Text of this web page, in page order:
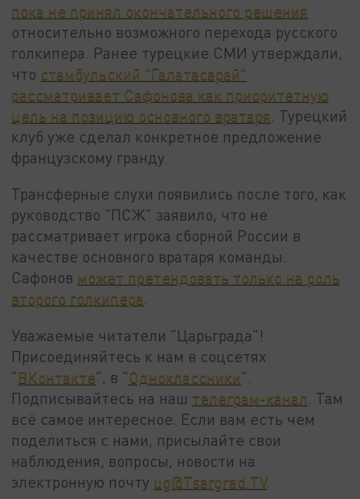
пока не принял окончательного решения
относительно возможного перехода русского
голкипера. Ранее турецкие СМИ утверждали,
что стамбульский "Галатасарай"
рассматривает Сафонова как приоритетную
цель на позицию основного вратаря . Турецкий
клуб уже сделал конкретное предложение
французскому гранду.
Трансферные слухи появились после того, как
руководство "ПСЖ" заявило, что не
рассматривает игрока сборной России в
качестве основного вратаря команды.
Сафонов может претендовать только на роль
второго голкипера
Уважаемые читатели "Царьграда"!
Присоединяйтесь к нам в соцсетях
"ВКонтакте", в "Одноклассники".
Подписывайтесь на наш телеграм-канал . Там
всё самое интересное. Если вам есть чем
поделиться с нами, присылайте свои
наблюдения, вопросы, новости на
электронную почту ug@Tsargrad.TV.